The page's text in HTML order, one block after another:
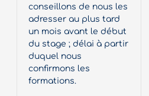
conseillons de nous les
adresser au plus tard
un mois avant le début
du stage ; délai à partir
duquel nous
confirmons les
formations.